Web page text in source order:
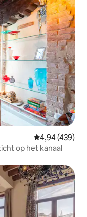
Gemiddelde
4,94 (439)
op het kanaal